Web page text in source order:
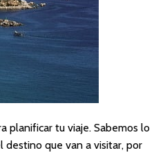
planificar tu viaje. Sabemos lo
destino que van a visitar, por